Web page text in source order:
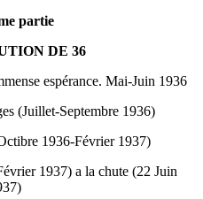
partie
DE 36
espérance. Mai-Juin 1936
(Juillet-Septembre 1936)
1936-Février 1937)
1937) a la chute (22 Juin